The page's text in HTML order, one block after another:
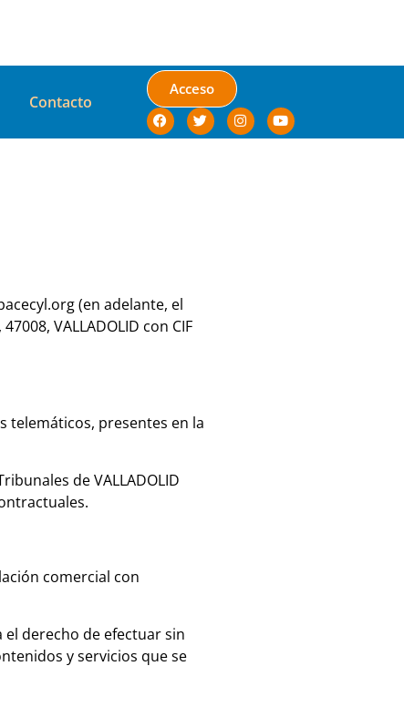
Contacto
Acceso
(en adelante, el
VALLADOLID con CIF
telemáticos, presentes en la
de VALLADOLID
comercial con
derecho de efectuar sin
y servicios que se